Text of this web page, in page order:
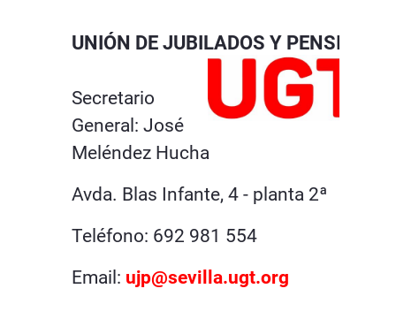
UNIÓN DE JUBILADOS Y
Secretario
General: José
Meléndez Hucha
Avda. Blas Infante, 4 - planta 2ª
Teléfono: 692 981 554
Email: ujp@sevilla.ugt.org